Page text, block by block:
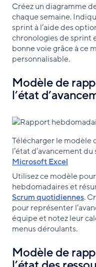
Créez un diagramme
chaque semaine.
sprint à l’aide des
chronologies de sprint
bonne voie grâce à ce
personnalisable.
Modèle de
l’état
Télécharger le modèle
l’état d’avancement
Microsoft Excel
Utilisez ce modèle
hebdomadaires et
Scrum quotidiennes.
pour représenter
équipe et notez leur
menus déroulants.
Modèle de